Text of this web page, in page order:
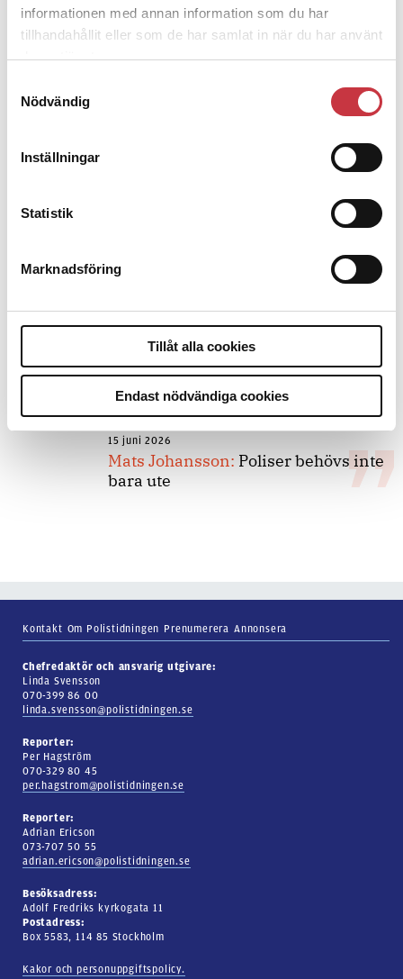
informationen med annan information som du har
tillhandahållit eller som de har samlat in när du har använt
deras tjänster.
Nödvändig
Inställningar
Statistik
Marknadsföring
Tillåt alla cookies
Endast nödvändiga cookies
bakbinder polisen
Debatt:Med för höga krav på evidens
kan polisen inte göra något alls
15 juni 2026
Mats Johansson: Poliser behövs inte
bara ute
Kontakt Om Polistidningen Prenumerera Annonsera
Chefredaktör och ansvarig utgivare:
Linda Svensson
070-399 86 00
linda.svensson@polistidningen.se
Reporter:
Per Hagström
070-329 80 45
per.hagstrom@polistidningen.se
Reporter:
Adrian Ericson
073-707 50 55
adrian.ericson@polistidningen.se
Besöksadress:
Adolf Fredriks kyrkogata 11
Postadress:
Box 5583, 114 85 Stockholm
Kakor och personuppgiftspolicy.